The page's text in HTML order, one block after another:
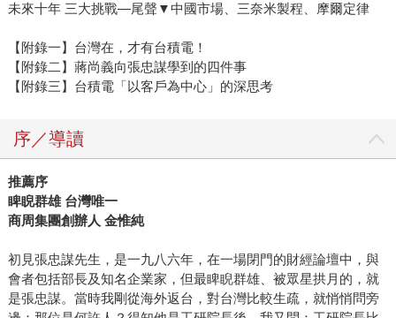
未來十年 三大挑戰—尾聲▼中國市場、三奈米製程、摩爾定律
【附錄一】台灣在，才有台積電！
【附錄二】蔣尚義向張忠謀學到的四件事
【附錄三】台積電「以客戶為中心」的深思考
序／導讀
推薦序
睥睨群雄 台灣唯一
商周集團創辦人 金惟純
初見張忠謀先生，是一九八六年，在一場閉門的財經論壇中，與
會者包括部長及知名企業家，但最睥睨群雄、被眾星拱月的，就
是張忠謀。當時我剛從海外返台，對台灣比較生疏，就悄悄問旁